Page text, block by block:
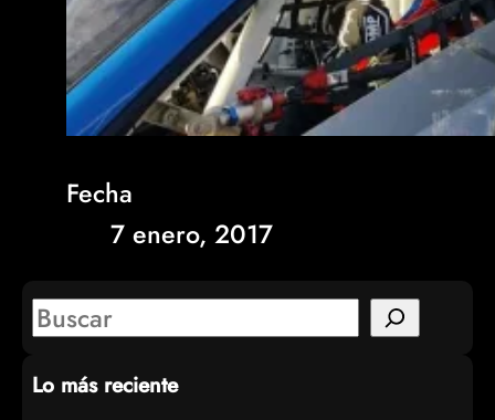
Fecha
7 enero, 2017
S
a
Lo más reciente